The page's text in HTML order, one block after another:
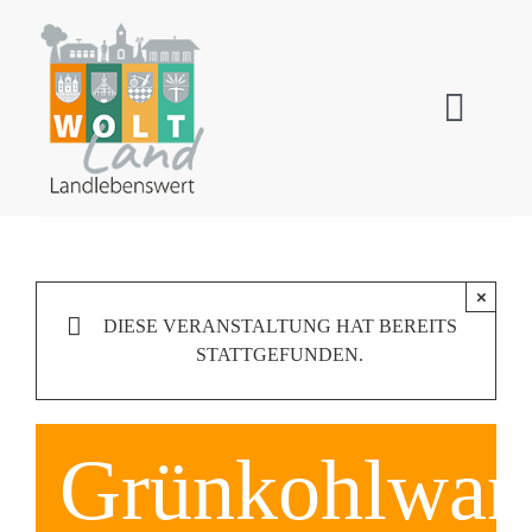
Inhalt
springen
Wallensen
Levedagsen
Tourismus
DIESE VERANSTALTUNG HAT BEREITS
STATTGEFUNDEN.
×